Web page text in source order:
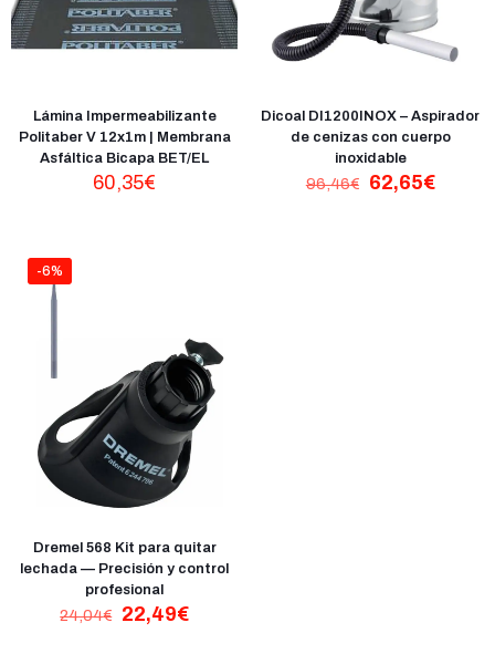
Lámina Impermeabilizante
Politaber V 12x1m | Membrana
Asfáltica Bicapa BET/EL
60,35€
Dicoal DI1200INOX – Aspirador
de cenizas con cuerpo
inoxidable
96,46€
El
62,65€El
-6%
Dremel 568 Kit para quitar
lechada — Precisión y control
profesional
24,04€
El
22,49€El